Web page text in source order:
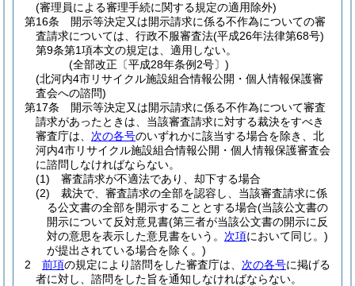
(審理員による審理手続に関する規定の適用除外)
第16条
開示等決定又は開示請求に係る不作為についての審
査請求については、行政不服審査法(平成26年法律第68号)
第9条第1項本文の規定は、適用しない。
(全部改正〔平成28年条例2号〕)
(北河内4市リサイクル施設組合情報公開・個人情報保護審
査会への諮問)
第17条
開示等決定又は開示請求に係る不作為について審査
請求があったときは、当該審査請求に対する裁決をすべき
審査庁は、 次の各号のいずれかに該当する場合を除き、北
河内4市リサイクル施設組合情報公開・個人情報保護審査会
に諮問しなければならない。
(1)
審査請求が不適法であり、却下する場合
(2)
裁決で、審査請求の全部を認容し、当該審査請求に係
る公文書の全部を開示することとする場合(当該公文書の
開示について反対意見書(第三者が当該公文書の開示に反
対の意思を表示した意見書をいう。 次項において同じ。)
が提出されている場合を除く。)
2
前項の規定により諮問をした審査庁は、 次の各号に掲げる
者に対し、諮問をした旨を通知しなければならない。